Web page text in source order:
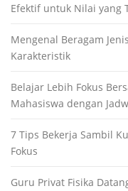
Efektif untuk Nilai yang
Mengenal Beragam
Karakteristik
Belajar Lebih Fokus
Mahasiswa dengan
7 Tips Bekerja Sambil
Fokus
Guru Privat Fisika